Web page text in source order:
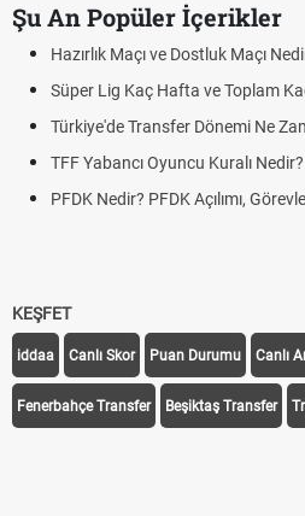
Şu An Popüler İçerikler
Hazırlık Maçı ve Dostluk Maçı
Süper Lig Kaç Hafta ve Toplam
Türkiye'de Transfer Dönemi Ne
TFF Yabancı Oyuncu Kuralı
PFDK Nedir? PFDK Açılımı,
KEŞFET
iddaa Canlı Skor Puan Durumu Canlı
Fenerbahçe Transfer Beşiktaş Transfer